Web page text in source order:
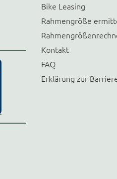
Bike Leasing
Rahmengröße
Kontakt
FAQ
Erklärung zur